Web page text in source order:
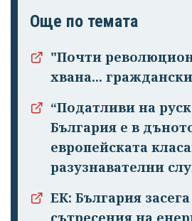
Още по темата
"Почти
хвана...
“Податливи на
България е в
европейската
разузнавателни
ЕК: България засега
сътресения на